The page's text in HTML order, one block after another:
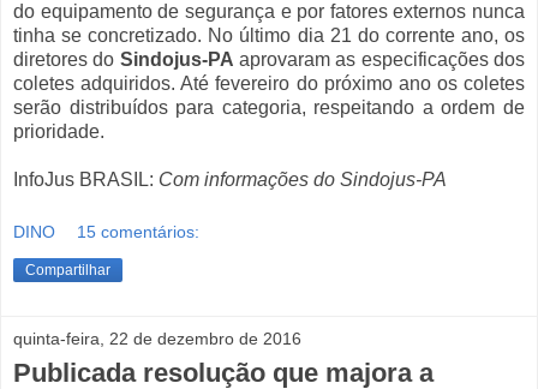
do equipamento de segurança e por fatores externos nunca
tinha se concretizado. No último dia 21 do corrente ano, os
diretores do Sindojus-PA aprovaram as especificações dos
coletes adquiridos. Até fevereiro do próximo ano os coletes
serão distribuídos para categoria, respeitando a ordem de
prioridade.
InfoJus BRASIL: Com informações do Sindojus-PA
DINO 15 comentários:
Compartilhar
quinta-feira, 22 de dezembro de 2016
Publicada resolução que majora a